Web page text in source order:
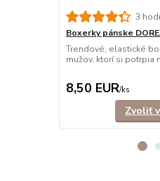
3
Boxerky pánske
Trendové, elastické
mužov, ktorí si potrpia
8,50 EUR/ks
Zvoliť